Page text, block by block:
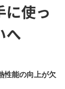
に使っ
へ
性能の向上が欠